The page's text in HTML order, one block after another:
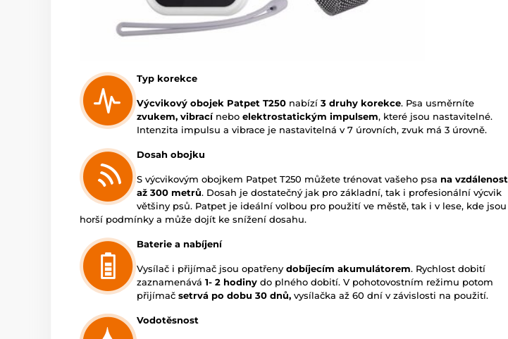
Typ korekce
Výcvikový obojek Patpet T250 nabízí 3 druhy korekce. Psa usměrníte
zvukem, vibracínebo elektrostatickým impulsem, které jsou nastavitelné.
Intenzita impulsu a vibrace je nastavitelná v 7 úrovních, zvuk má 3 úrovně.
Dosah obojku
S výcvikovým obojkem Patpet T250 můžete trénovat vašeho psa na vzdálenost
až 300 metrů. Dosah je dostatečný jak pro základní, tak i profesionální výcvik
většiny psů. Patpet je ideální volbou pro použití ve městě, tak i v lese, kde jsou
horší podmínky a může dojít ke snížení dosahu.
Baterie a nabíjení
Vysílač i přijímač jsou opatřeny dobíjecím akumulátorem. Rychlost dobití
zaznamenává 1- 2 hodiny do plného dobití. V pohotovostním režimu potom
přijímač setrvá po dobu 30 dnů, vysílačka až 60 dní v závislosti na použití.
Vodotěsnost